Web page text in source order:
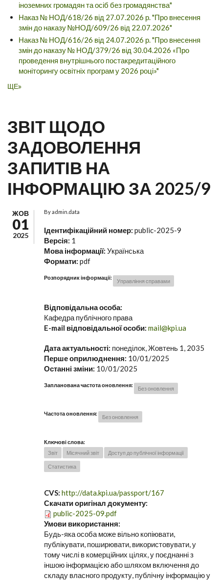
іноземних громадян та осіб без громадянства"
Наказ № НОД/618/26 від 27.07.2026 р. "Про внесення
змін до наказу №НОД/609/26 від 22.07.2026"
Наказ № НОД/616/26 від 24.07.2026 р. "Про внесення
змін до наказу № НОД/379/26 від 30.04.2026 «Про
проведення внутрішнього постакредитаційного
моніторингу освітніх програм у 2026 році»"
ЩЕ
ЗВІТ ЩОДО
ЗАДОВОЛЕННЯ
ЗАПИТІВ НА
ІНФОРМАЦІЮ ЗА 2025/9
ЖОВ
01
2025
Byadmin.data
Ідентифікаційний номер: public-2025-9
Версія: 1
Мова інформації: Українська
Формати: pdf
Розпорядник інформації:
Управління справами
Відповідальна особа:
Кафедра публічного права
E-mail відповідальної особи: mail@kpi.ua
Дата актуальності: понеділок, Жовтень 1, 2035
Перше оприлюднення: 10/01/2025
Останні зміни: 10/01/2025
Запланована частота оновлення:
Без оновлення
Частота оновлення:
Без оновлення
Ключові слова:
Звіт
Місячний звіт Доступ до публічної інформації
Статистика
CVS: http://data.kpi.ua/passport/167
Скачати оригінал документу:
public-2025-09.pdf
Умови використання:
Будь-яка особа може вільно копіювати,
публікувати, поширювати, використовувати, у
тому числі в комерційних цілях, у поєднанні з
іншою інформацією або шляхом включення до
складу власного продукту, публічну інформацію у